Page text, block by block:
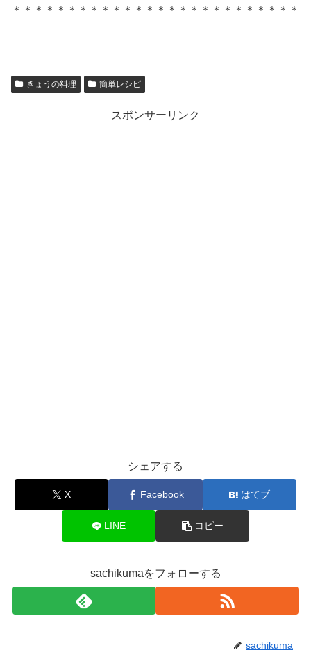
＊＊＊＊＊＊＊＊＊＊＊＊＊＊＊＊＊＊＊＊＊＊＊＊＊＊
きょうの料理 簡単レシピ
スポンサーリンク
シェアする
X Facebook はてブ
LINE コピー
sachikumaをフォローする
sachikuma